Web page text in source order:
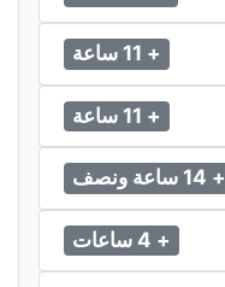
+ 11 ساعة
+ 11 ساعة
+ 14 ساعة ونصف
+ 4 ساعات